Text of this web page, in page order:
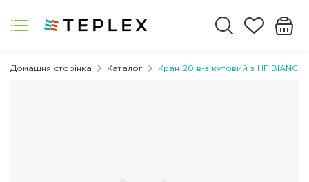
Домашня сторінка Каталог Кран 20 в-з кутовий з НГ